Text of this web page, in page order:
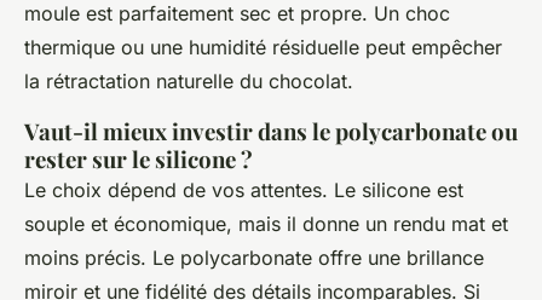
moule est parfaitement sec et propre. Un choc
thermique ou une humidité résiduelle peut empêcher
la rétractation naturelle du chocolat.
Vaut-il mieux investir dans le polycarbonate ou
rester sur le silicone ?
Le choix dépend de vos attentes. Le silicone est
souple et économique, mais il donne un rendu mat et
moins précis. Le polycarbonate offre une brillance
miroir et une fidélité des détails incomparables. Si